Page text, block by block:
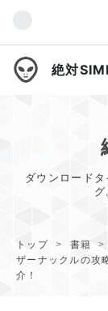
絶対
ダウンロード
トップ > 書籍 >
ザーナックルの攻
介！